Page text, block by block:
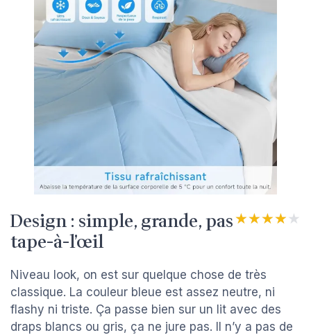
Design : simple, grande, pas
tape-à-l’œil
★★★★★
★★★★★
Niveau look, on est sur quelque chose de très
classique. La couleur bleue est assez neutre, ni
flashy ni triste. Ça passe bien sur un lit avec des
draps blancs ou gris, ça ne jure pas. Il n’y a pas de